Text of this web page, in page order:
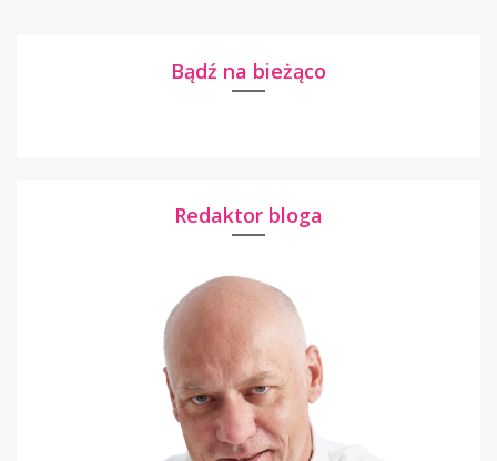
Bądź na bieżąco
Redaktor bloga